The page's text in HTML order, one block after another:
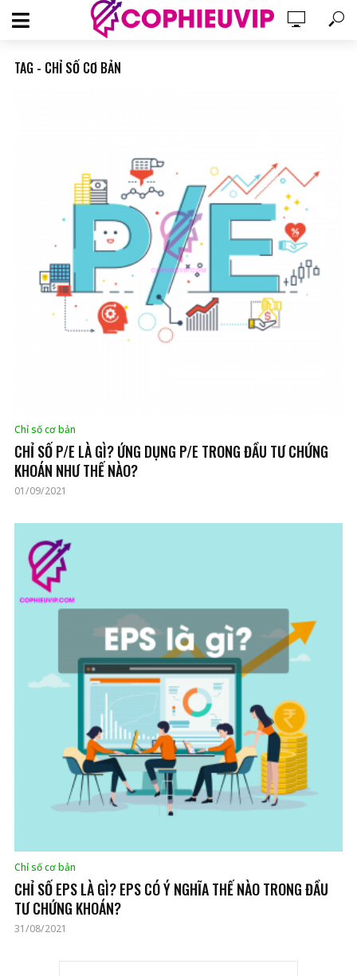
TAG - CHỈ SỐ CƠ BẢN
Chỉ số cơ bản
CHỈ SỐ P/E LÀ GÌ? ỨNG DỤNG P/E TRONG ĐẦU TƯ CHỨNG
KHOÁN NHƯ THẾ NÀO?
01/09/2021
Chỉ số cơ bản
CHỈ SỐ EPS LÀ GÌ? EPS CÓ Ý NGHĨA THẾ NÀO TRONG ĐẦU
TƯ CHỨNG KHOÁN?
31/08/2021